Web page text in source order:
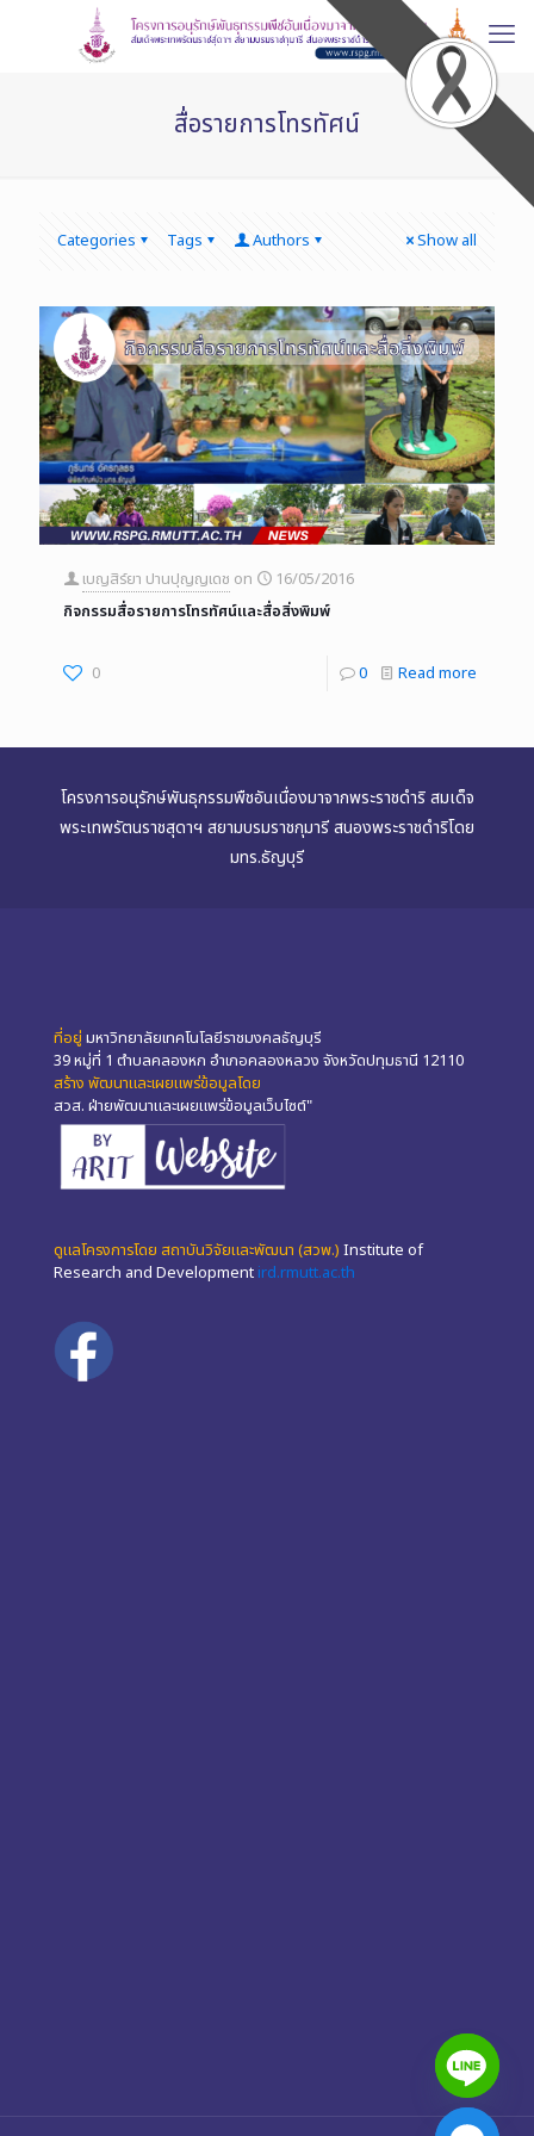
สื่อรายการโทรทัศน์
Categories Tags Authors Show all
เบญสิร์ยา ปานปุญญเดช on
16/05/2016
กิจกรรมสื่อรายการโทรทัศน์และสื่อสิ่งพิมพ์
0 0 Read more
โครงการอนุรักษ์พันธุกรรมพืชอันเนื่องมาจากพระราชดำริ สมเด็จ
พระเทพรัตนราชสุดาฯ สยามบรมราชกุมารี สนองพระราชดำริโดย
มทร.ธัญบุรี
ที่อยู่ มหาวิทยาลัยเทคโนโลยีราชมงคลธัญบุรี
39 หมู่ที่ 1 ตำบลคลองหก อำเภอคลองหลวง จังหวัดปทุมธานี 12110
สร้าง พัฒนาและเผยแพร่ข้อมูลโดย
สวส. ฝ่ายพัฒนาและเผยแพร่ข้อมูลเว็บไซต์"
ดูแลโครงการโดย สถาบันวิจัยและพัฒนา (สวพ.) Institute of
Research and Development ird.rmutt.ac.th